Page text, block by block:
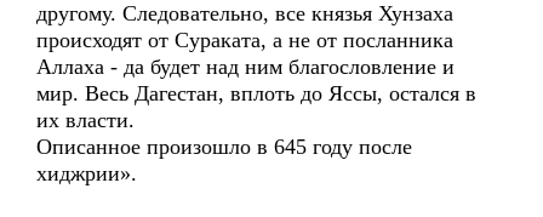
другому. Следовательно, все князья Хунзаха
происходят от Сураката, а не от посланника
Аллаха - да будет над ним благословление и
мир. Весь Дагестан, вплоть до Яссы, остался в
их власти.
Описанное произошло в 645 году после
хиджрии».